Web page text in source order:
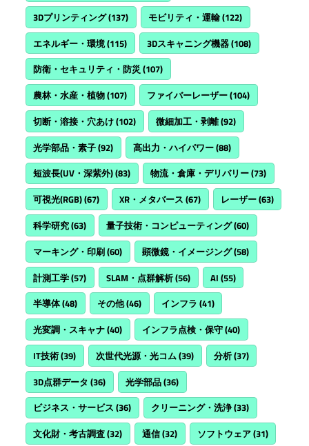
3Dプリンティング(137) モビリティ・運輸(122)
エネルギー・環境(115) 3Dスキャニング機器(108)
防衛・セキュリティ・防災(107)
農林・水産・植物(107) ファイバーレーザー(104)
切断・溶接・穴あけ(102) 微細加工・剥離(92)
光学部品・素子(92) 高出力・ハイパワー(88)
短波長(UV・深紫外)(83) 物流・倉庫・デリバリー(73)
可視光(RGB)(67) XR・メタバース (67) レーザー(63)
科学研究(63) 量子技術・コンピューティング(60)
マーキング・印刷(60) 顕微鏡・イメージング(58)
計測工学(57) SLAM・点群解析(56) AI (55)
半導体(48) その他(46) インフラ (41)
光変調・スキャナ(40) インフラ点検・保守(40)
IT技術(39) 次世代光源・光コム(39) 分析(37)
3D点群データ (36) 光学部品(36)
ビジネス・サービス (36) クリーニング・洗浄(33)
文化財・考古調査(32) 通信(32) ソフトウェア(31)